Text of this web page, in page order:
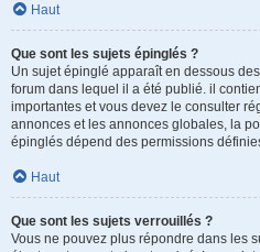
Haut
Que sont les sujets épinglés ?
Un sujet épinglé apparaît en dessous
forum dans lequel il a été publié. il
importantes et vous devez le consulter
annonces et les annonces globales, la
épinglés dépend des permissions
Haut
Que sont les sujets verrouillés ?
Vous ne pouvez plus répondre dans les